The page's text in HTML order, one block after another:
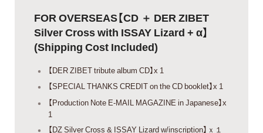
FOR OVERSEAS【CD ＋ DER ZIBET
Silver Cross with ISSAY Lizard + α】
(Shipping Cost Included)
【DER ZIBET tribute album CD】x 1
【SPECIAL THANKS CREDIT on the CD booklet】x 1
【Production Note E-MAIL MAGAZINE in Japanese】x
1
【DZ Silver Cross & ISSAY Lizard w/inscription】ｘ１